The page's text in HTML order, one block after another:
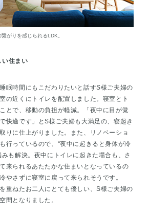
がりを感じられるLDK。
い住まい
眠時間にもこだわりたいと話すS様ご夫婦の
の近くにトイレを配置しました。寝室とト
とで、移動の負担が軽減。「夜中に目が覚
快適です」とS様ご夫婦も大満足の、寝起き
りに仕上がりました。また、リノベーショ
行っているので、“夜中に起きると身体が冷
みも解決。夜中にトイレに起きた場合も、さ
来られるあたたかな住まいとなっているの
やさずに寝室に戻って来られそうです。
重ねたお二人にとても優しい、S様ご夫婦の
間となりました。